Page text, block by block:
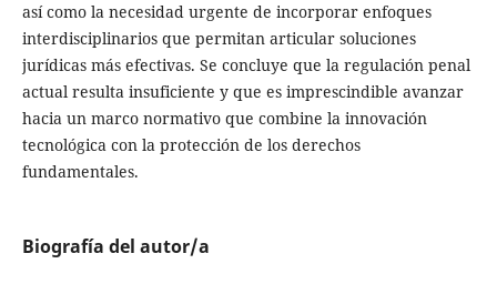
así como la necesidad urgente de incorporar enfoques
interdisciplinarios que permitan articular soluciones
jurídicas más efectivas. Se concluye que la regulación penal
actual resulta insuficiente y que es imprescindible avanzar
hacia un marco normativo que combine la innovación
tecnológica con la protección de los derechos
fundamentales.
Biografía del autor/a